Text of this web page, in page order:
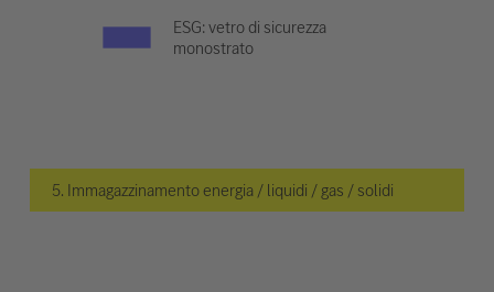
ESG: vetro di sicurezza
monostrato
5. Immagazzinamento energia / liquidi / gas / solidi